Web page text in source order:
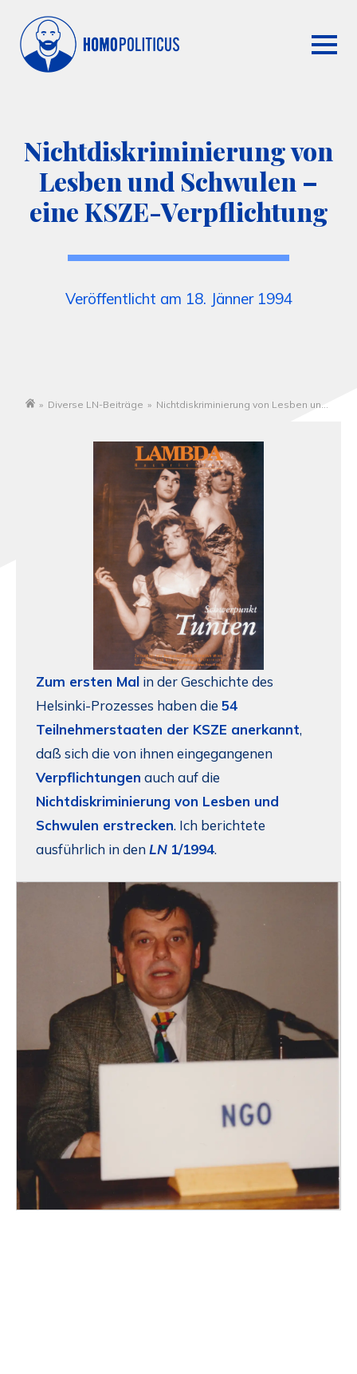
Nichtdiskriminierung von
Lesben und Schwulen –
eine KSZE-Verpflichtung
Veröffentlicht am 18. Jänner 1994
» Diverse LN-Beiträge » Nichtdiskriminierung von Lesben und
Zum ersten Mal in der Geschichte des
Helsinki-Prozesses haben die 54
Teilnehmerstaaten der KSZE anerkannt,
daß sich die von ihnen eingegangenen
Verpflichtungen auch auf die
Nichtdiskriminierung von Lesben und
Schwulen erstrecken. Ich berichtete
ausführlich in den LN 1/1994.